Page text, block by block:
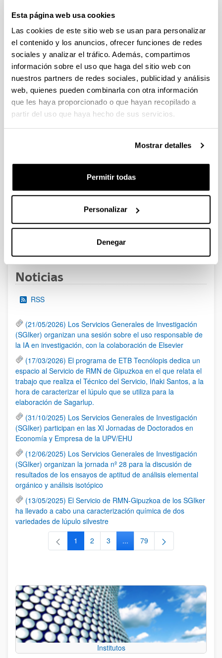
Esta página web usa cookies
Las cookies de este sitio web se usan para personalizar
el contenido y los anuncios, ofrecer funciones de redes
sociales y analizar el tráfico. Además, compartimos
información sobre el uso que haga del sitio web con
nuestros partners de redes sociales, publicidad y análisis
web, quienes pueden combinarla con otra información
que les haya proporcionado o que hayan recopilado a
partir del uso que haya hecho de sus servicios.
Mostrar detalles
Permitir todas
Personalizar
Denegar
(Ciencias de la vida y la materia, Ciencias Sociales y
Humanidades)
Plazo de presentación cerrado (Fecha de fin del plazo de
presentación: 02/10/2025 23:59)
08/08/2025. Plazo para solicitar carta acreditativa en el centro
de investigación finaliza el 24 de septiembre de 2025.
PIFG25/25: “ Advanced Scientific Machine Learning and
Uncertainty Quantification Methods with Applications to
Materials Science”
06/08/2025. Resolución definitiva de concesión.
CONVOCATORIA PROGRAMA PREDOCTORAL DE
Plazo de presentación cerrado: 31/07/2025 - 08/09/2025 23:59
Se ha publicado la convocatoria
Páginas intermedias Use TAB para desplazarse.
PáginaPágina
14 15
Noticias
RSS
(21/05/2026) Los Servicios Generales de Investigación
(SGIker) organizan una sesión sobre el uso responsable de
la IA en investigación, con la colaboración de Elsevier
(17/03/2026) El programa de ETB Tecnólopis dedica un
espacio al Servicio de RMN de Gipuzkoa en el que relata el
trabajo que realiza el Técnico del Servicio, Iñaki Santos, a la
hora de caracterizar el lúpulo que se utiliza para la
elaboración de Sagarlup.
(31/10/2025) Los Servicios Generales de Investigación
(SGIker) participan en las XI Jornadas de Doctorados en
Economía y Empresa de la UPV/EHU
(12/06/2025) Los Servicios Generales de Investigación
(SGIker) organizan la jornada nº 28 para la discusión de
resultados de los ensayos de aptitud de análisis elemental
orgánico y análisis isotópico
(13/05/2025) El Servicio de RMN-Gipuzkoa de los SGIker
ha llevado a cabo una caracterización química de dos
variedades de lúpulo silvestre
Página
1 Página
2 Página
3 ...Páginas intermedias Use TAB
Página
79
Institutos